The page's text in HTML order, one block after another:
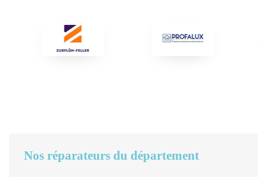
Nos réparateurs du département